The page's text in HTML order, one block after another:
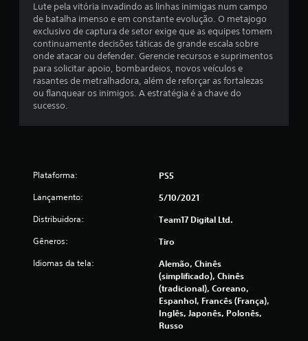
Lute pela vitória invadindo as linhas inimigas num campo
de batalha imenso e em constante evolução. O metajogo
exclusivo de captura de setor exige que as equipes tomem
continuamente decisões táticas de grande escala sobre
onde atacar ou defender. Gerencie recursos e suprimentos
para solicitar apoio, bombardeios, novos veículos e
rasantes de metralhadora, além de reforçar as fortalezas
ou flanquear os inimigos. A estratégia é a chave do
sucesso.
Plataforma: PS5
Lançamento: 5/10/2021
Distribuidora: Team17 Digital Ltd.
Gêneros: Tiro
Idiomas da tela:
Alemão, Chinês
(simplificado), Chinês
(tradicional), Coreano,
Espanhol, Francês (França),
Inglês, Japonês, Polonês,
Russo